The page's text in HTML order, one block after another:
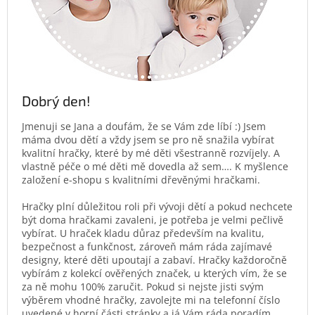
Dobrý den!
Jmenuji se Jana a doufám, že se Vám zde líbí :) Jsem
máma dvou dětí a vždy jsem se pro ně snažila vybírat
kvalitní hračky, které by mé děti všestranně rozvíjely. A
vlastně péče o mé děti mě dovedla až sem…. K myšlence
založení e-shopu s kvalitními dřevěnými hračkami.
Hračky plní důležitou roli při vývoji dětí a pokud nechcete
být doma hračkami zavaleni, je potřeba je velmi pečlivě
vybírat. U hraček kladu důraz především na kvalitu,
bezpečnost a funkčnost, zároveň mám ráda zajímavé
designy, které děti upoutají a zabaví. Hračky každoročně
vybírám z kolekcí ověřených značek, u kterých vím, že se
za ně mohu 100% zaručit. Pokud si nejste jisti svým
výběrem vhodné hračky, zavolejte mi na telefonní číslo